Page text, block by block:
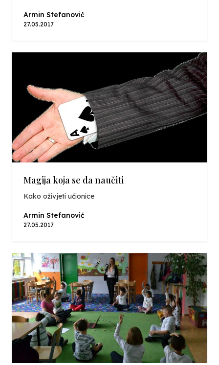
Armin Stefanović
27.05.2017
Magija koja se da naučiti
Kako oživjeti učionice
Armin Stefanović
27.05.2017